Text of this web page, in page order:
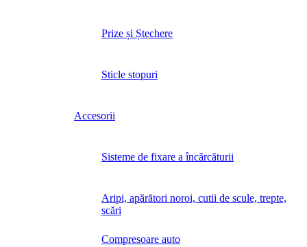
Prize și Ștechere
Sticle stopuri
Accesorii
Sisteme de fixare a încărcăturii
Aripi, apărători noroi, cutii de scule, trepte,
scări
Compresoare auto